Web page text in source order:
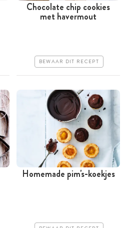
Meer dan 1 uur
Makkelijk
Chocolate chip cookies
met havermout
BEWAAR DIT RECEPT
Homemade pim's-koekjes